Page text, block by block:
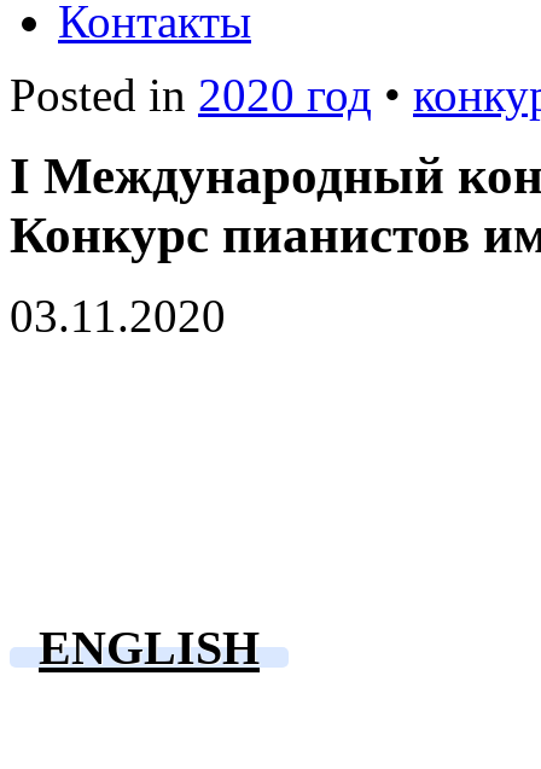
Контакты
Posted in 2020 год •
I Международный
Конкурс пианистов
03.11.2020
ENGLISH